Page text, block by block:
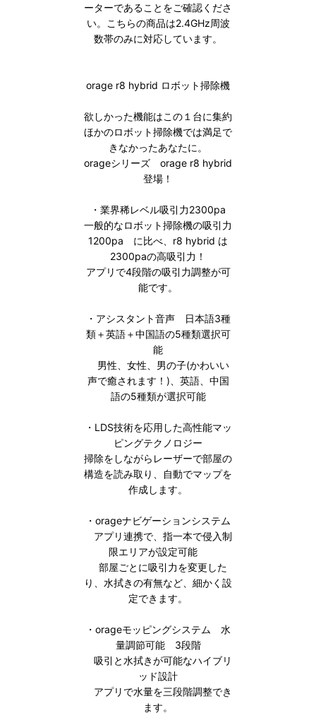
ーターであることをご確認くださ
い。こちらの商品は2.4GHz周波
数帯のみに対応しています。
orage r8 hybrid ロボット掃除機
欲しかった機能はこの１台に集約
ほかのロボット掃除機では満足で
きなかったあなたに。
orageシリーズ orage r8 hybrid
登場！
・業界稀レベル吸引力2300pa
一般的なロボット掃除機の吸引力
1200pa に比べ、r8 hybrid は
2300paの高吸引力！
アプリで4段階の吸引力調整が可
能です。
・アシスタント音声 日本語3種
類＋英語＋中国語の5種類選択可
能
男性、女性、男の子(かわいい
声で癒されます！)、英語、中国
語の5種類が選択可能
・LDS技術を応用した高性能マッ
ピングテクノロジー
掃除をしながらレーザーで部屋の
構造を読み取り、自動でマップを
作成します。
・orageナビゲーションシステム
アプリ連携で、指一本で侵入制
限エリアが設定可能
部屋ごとに吸引力を変更した
り、水拭きの有無など、細かく設
定できます。
・orageモッピングシステム 水
量調節可能 3段階
吸引と水拭きが可能なハイブリ
ッド設計
アプリで水量を三段階調整でき
ます。